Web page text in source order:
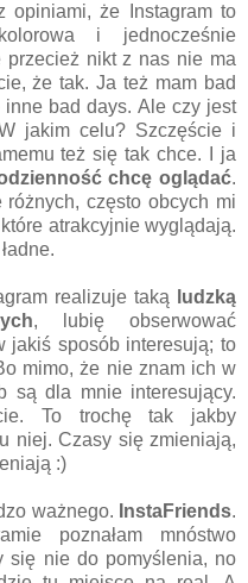
opiniami, że Instagram to
i jednocześnie
przecież nikt z nas nie ma
że tak. Ja też mam bad
bad days. Ale czy jest
jakim celu? Szczęście i
też się tak chce. I ja
chcę oglądać.
często obcych mi
atrakcyjnie wyglądają.
realizuje taką
ludzką
, lubię obserwować
jakiś sposób interesują; to
mimo, że nie znam ich w
są dla mnie interesujący.
To trochę tak jakby
niej. Czasy się zmieniają,
:)
ważnego. InstaFriends.
poznałam mnóstwo
się nie do pomyślenia, no